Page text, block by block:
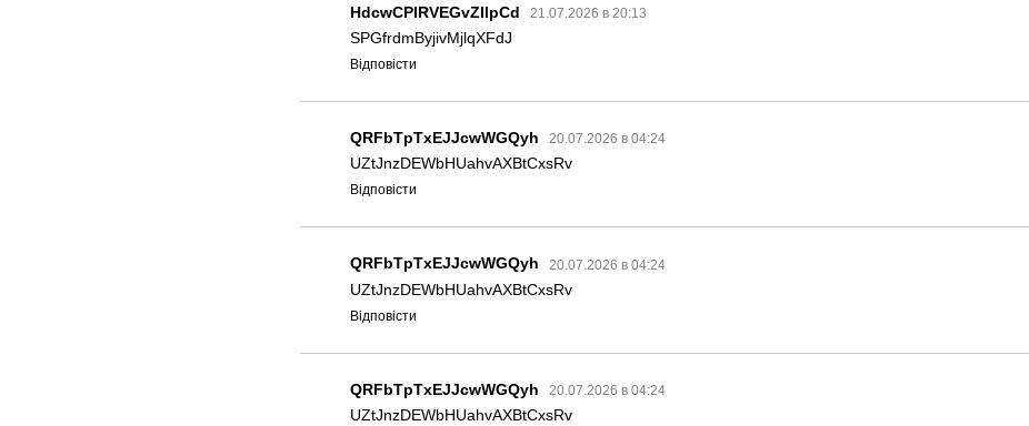
HdcwCPIRVEGvZIlpCd 21.07.2026 в 20:13
SPGfrdmByjivMjlqXFdJ
Відповісти
QRFbTpTxEJJcwWGQyh 20.07.2026 в 04:24
UZtJnzDEWbHUahvAXBtCxsRv
Відповісти
QRFbTpTxEJJcwWGQyh 20.07.2026 в 04:24
UZtJnzDEWbHUahvAXBtCxsRv
Відповісти
QRFbTpTxEJJcwWGQyh 20.07.2026 в 04:24
UZtJnzDEWbHUahvAXBtCxsRv